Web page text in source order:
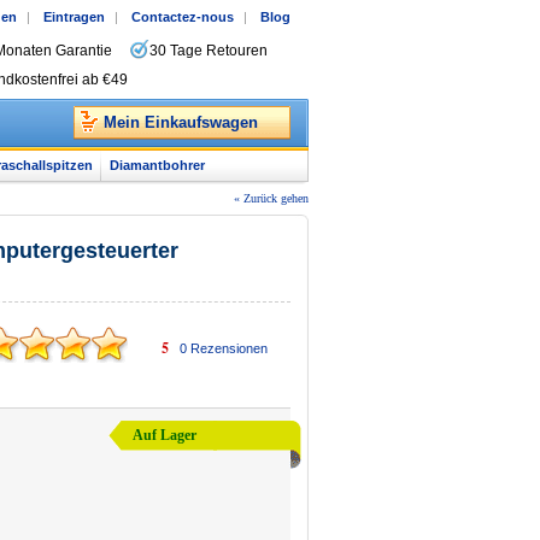
| Eintragen | Contactez-nous | Blog
Garantie
30 Tage Retouren
ab €49
Mein Einkaufswagen
Diamantbohrer
« Zurück gehen
5 0Rezensionen
Auf Lager